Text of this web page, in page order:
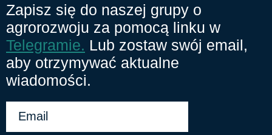
Zapisz się do naszej grupy o
agrorozwoju za pomocą linku w
Telegramie. Lub zostaw swój email,
aby otrzymywać aktualne
wiadomości.